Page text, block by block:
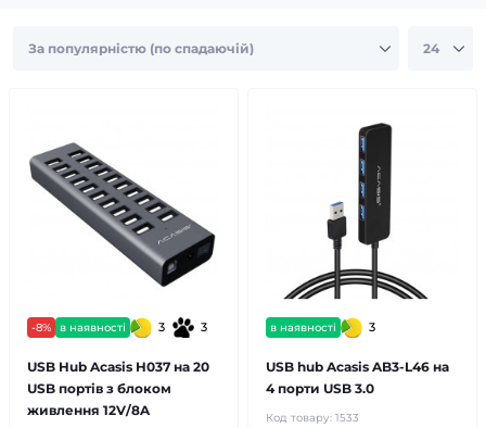
-8% в наявності 3 3
USB Hub Acasis H037 на 20
USB портів з блоком
живлення 12V/8A
в наявності 3
USB hub Acasis AB3-L46 на
4 порти USB 3.0
Код товару: 1533